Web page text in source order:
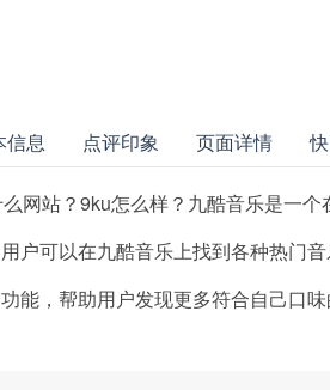
信息 点评印象 页面详情
网站？9ku怎么样？九酷音乐是一
户可以在九酷音乐上找到各种热门
能，帮助用户发现更多符合自己口味